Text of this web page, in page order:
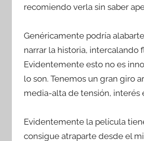
recomiendo verla sin saber
Genéricamente podría
narrar la historia, intercalando
Evidentemente esto no es
lo son. Tenemos un gran giro
media-alta de tensión, interés
Evidentemente la película
consigue atraparte desde el